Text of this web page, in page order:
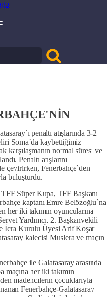
penaltı atışlarında 3-2
Soma`da kaybettiğimiz
karşılaşmanın normal süresi ve
Penaltı atışlarını
çevirirken, Fenerbahçe`den
buluşturdu.
TFF Süper Kupa, TFF Başkanı
kaptanı Emre Belözoğlu`na
her iki takımın oyuncularına
Yardımcı, 2. Başkanvekili
İcra Kurulu Üyesi Arif Koşar
kalecisi Muslera ve maçın
ile Galatasaray arasında
her iki takımın
madencilerin çocuklarıyla
Fenerbahçe-Galatasaray